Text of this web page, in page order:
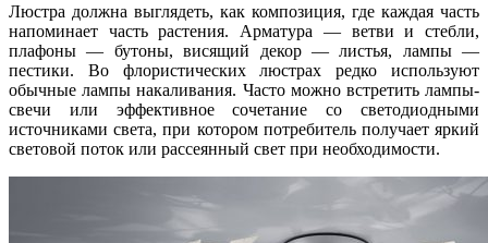
Люстра должна выглядеть, как композиция, где каждая часть
напоминает часть растения. Арматура — ветви и стебли,
плафоны — бутоны, висящий декор — листья, лампы —
пестики. Во флористических люстрах редко используют
обычные лампы накаливания. Часто можно встретить лампы-
свечи или эффективное сочетание со светодиодными
источниками света, при котором потребитель получает яркий
световой поток или рассеянный свет при необходимости.